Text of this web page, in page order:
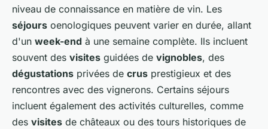
niveau de connaissance en matière de vin. Les
séjours oenologiques peuvent varier en durée, allant
d'un week-end à une semaine complète. Ils incluent
souvent des visites guidées de vignobles, des
dégustations privées de crus prestigieux et des
rencontres avec des vignerons. Certains séjours
incluent également des activités culturelles, comme
des visites de châteaux ou des tours historiques de